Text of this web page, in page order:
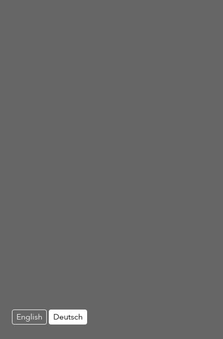
English Deutsch